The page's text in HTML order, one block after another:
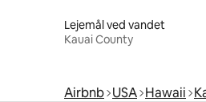
Lejemål ved vandet
Kauai County
Airbnb USA Hawaii